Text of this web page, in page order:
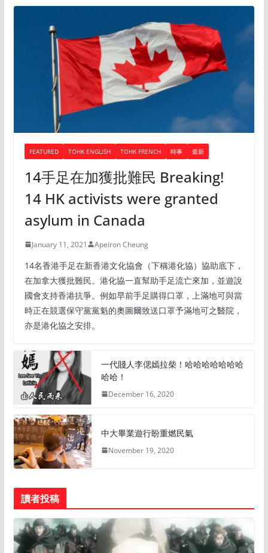
FEATURED TOHK ENGLISH TOHK FRENCH 時事 最新
14手足在加獲批難民 Breaking!
14 HK activists were granted
asylum in Canada
January 11, 2021 Apeiron Cheung
14名香港手足在新香港文化協會（下稱港化協）協助底下，
在加拿大獲批難民。港化協一直幫助手足流亡來加，並遊說
國會支持香港抗爭。例如早前手足購得口罩，上滿地可與當
時正在競選保守黨黨魁的奧圖爾致送口罩予滿地可之醫院，
亦是港化協之安排。
一代賤人李偲嫣拉柴！哈哈哈哈哈哈哈
哈哈！
December 16, 2020
中大畢業遊行盼重燃民氣
November 19, 2020
讀者投稿